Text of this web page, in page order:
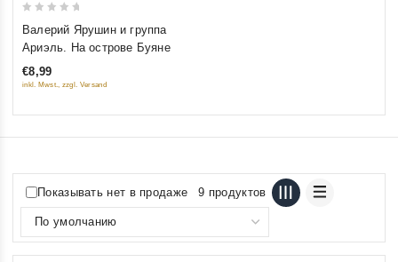
5
Валерий Ярушин и группа
Ариэль. На острове Буяне
€8,99
inkl. Mwst., zzgl. Versand
Показывать нет в продаже 9 продуктов